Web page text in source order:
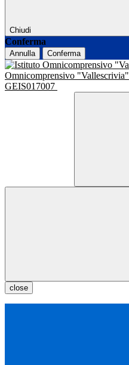
Chiudi
Conferma
Annulla Conferma
Omnicomprensivo "Vallescrivia"
GEIS017007
close